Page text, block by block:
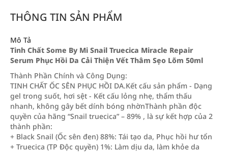
THÔNG TIN SẢN PHẨM
Mô Tả
Tinh Chất Some By Mi Snail Truecica Miracle Repair
Serum Phục Hồi Da Cải Thiện Vết Thâm Sẹo Lõm 50ml
Thành Phần Chính và Công Dụng:
TINH CHẤT ỐC SÊN PHỤC HỒI DA.Kết cấu sản phẩm - Dạng
gel trong suốt, hơi sệt - Kết cấu lỏng nhẹ, thẩm thấu
nhanh, không gây bết dính bóng nhờnThành phần độc
quyền của hãng “Snail truecica” – 89% , là sự kết hợp của 2
thành phần:
+ Black Snail (Ốc sên đen) 88%: Tái tạo da, Phục hồi hư tổn
+ Truecica (TP Độc quyền) 1%: Làm dịu da, làm khỏe da